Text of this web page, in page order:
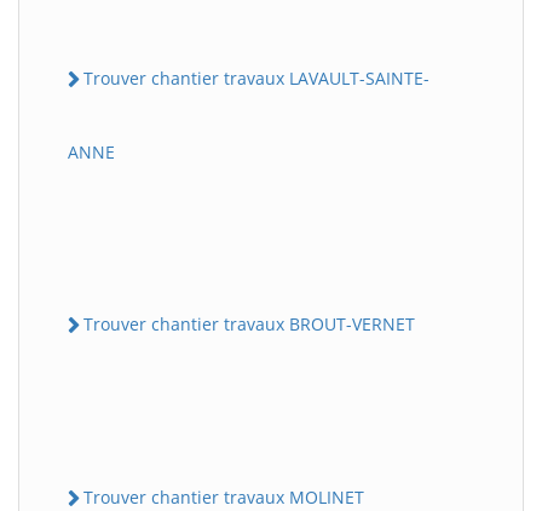
Trouver chantier travaux LAVAULT-SAINTE-
ANNE
Trouver chantier travaux BROUT-VERNET
Trouver chantier travaux MOLINET